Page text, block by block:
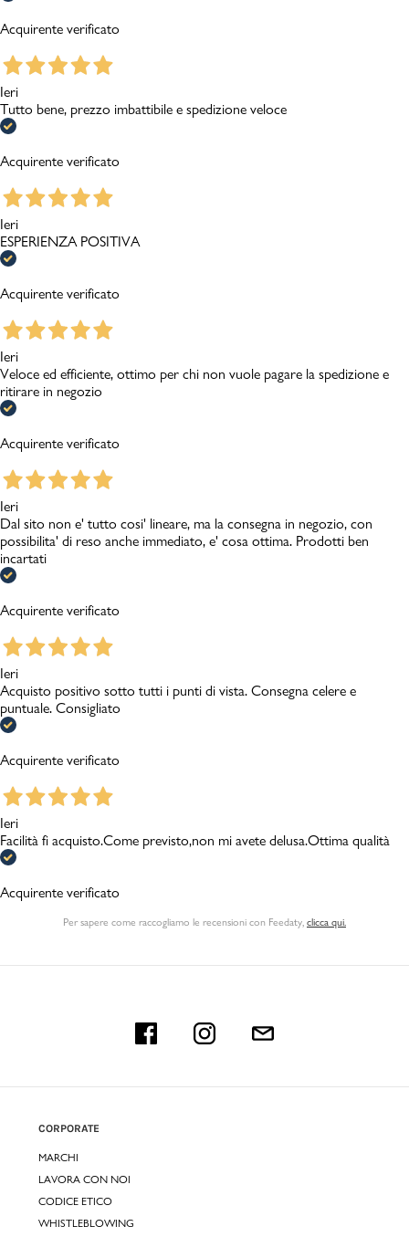
Acquirente verificato
Ieri
Tutto bene, prezzo imbattibile e spedizione veloce
Acquirente verificato
Ieri
ESPERIENZA POSITIVA
Acquirente verificato
Ieri
Veloce ed efficiente, ottimo per chi non vuole pagare la spedizione e
ritirare in negozio
Acquirente verificato
Ieri
Dal sito non e' tutto cosi' lineare, ma la consegna in negozio, con
possibilita' di reso anche immediato, e' cosa ottima. Prodotti ben
incartati
Acquirente verificato
Ieri
Acquisto positivo sotto tutti i punti di vista. Consegna celere e
puntuale. Consigliato
Acquirente verificato
Ieri
Facilità fi acquisto.Come previsto,non mi avete delusa.Ottima qualità
Acquirente verificato
Per sapere come raccogliamo le recensioni con Feedaty clicca qui.
CORPORATE
MARCHI
LAVORA CON NOI
CODICE ETICO
WHISTLEBLOWING